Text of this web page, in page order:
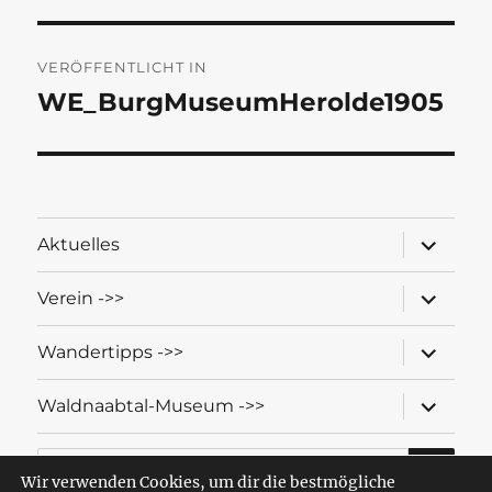
VERÖFFENTLICHT IN
WE_BurgMuseumHerolde1905
Aktuelles
öffnen
Verein ->>
öffnen
Wandertipps ->>
öffnen
Waldnaabtal-Museum ->>
öffnen
Suche
nach:
Wir verwenden Cookies, um dir die bestmögliche